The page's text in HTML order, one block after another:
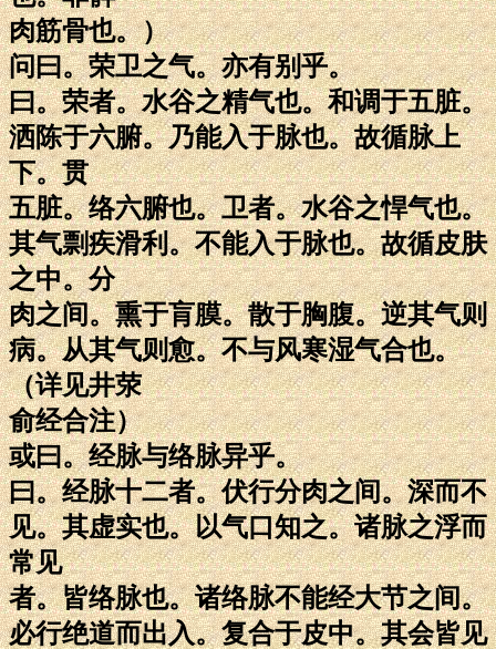
肉筋骨也。）
问曰。荣卫之气。亦有别乎。
曰。荣者。水谷之精气也。和调于五脏。
洒陈于六腑。乃能入于脉也。故循脉上
下。贯
五脏。络六腑也。卫者。水谷之悍气也。
其气剽疾滑利。不能入于脉也。故循皮肤
之中。分
肉之间。熏于肓膜。散于胸腹。逆其气则
病。从其气则愈。不与风寒湿气合也。
（详见井荥
俞经合注）
或曰。经脉与络脉异乎。
曰。经脉十二者。伏行分肉之间。深而不
见。其虚实也。以气口知之。诸脉之浮而
常见
者。皆络脉也。诸络脉不能经大节之间。
必行绝道而出入。复合于皮中。其会皆见